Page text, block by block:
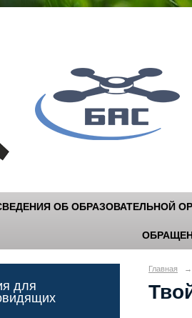
ОБ ОБРАЗОВАТЕЛЬНОЙ
для
Главная →